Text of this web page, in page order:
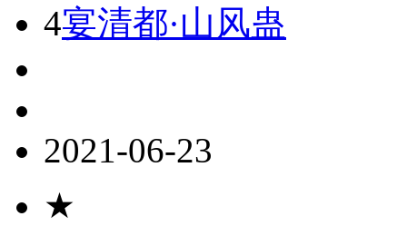
4宴清都·山风蛊
2021-06-23
★